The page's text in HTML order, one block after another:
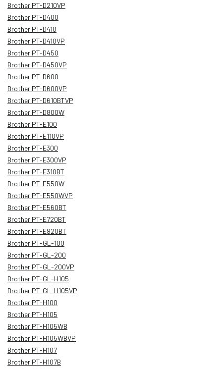
Brother PT-D210VP
Brother PT-D400
Brother PT-D410
Brother PT-D410VP
Brother PT-D450
Brother PT-D450VP
Brother PT-D600
Brother PT-D600VP
Brother PT-D610BTVP
Brother PT-D800W
Brother PT-E100
Brother PT-E110VP
Brother PT-E300
Brother PT-E300VP
Brother PT-E310BT
Brother PT-E550W
Brother PT-E550WVP
Brother PT-E560BT
Brother PT-E720BT
Brother PT-E920BT
Brother PT-GL-100
Brother PT-GL-200
Brother PT-GL-200VP
Brother PT-GL-H105
Brother PT-GL-H105VP
Brother PT-H100
Brother PT-H105
Brother PT-H105WB
Brother PT-H105WBVP
Brother PT-H107
Brother PT-H107B